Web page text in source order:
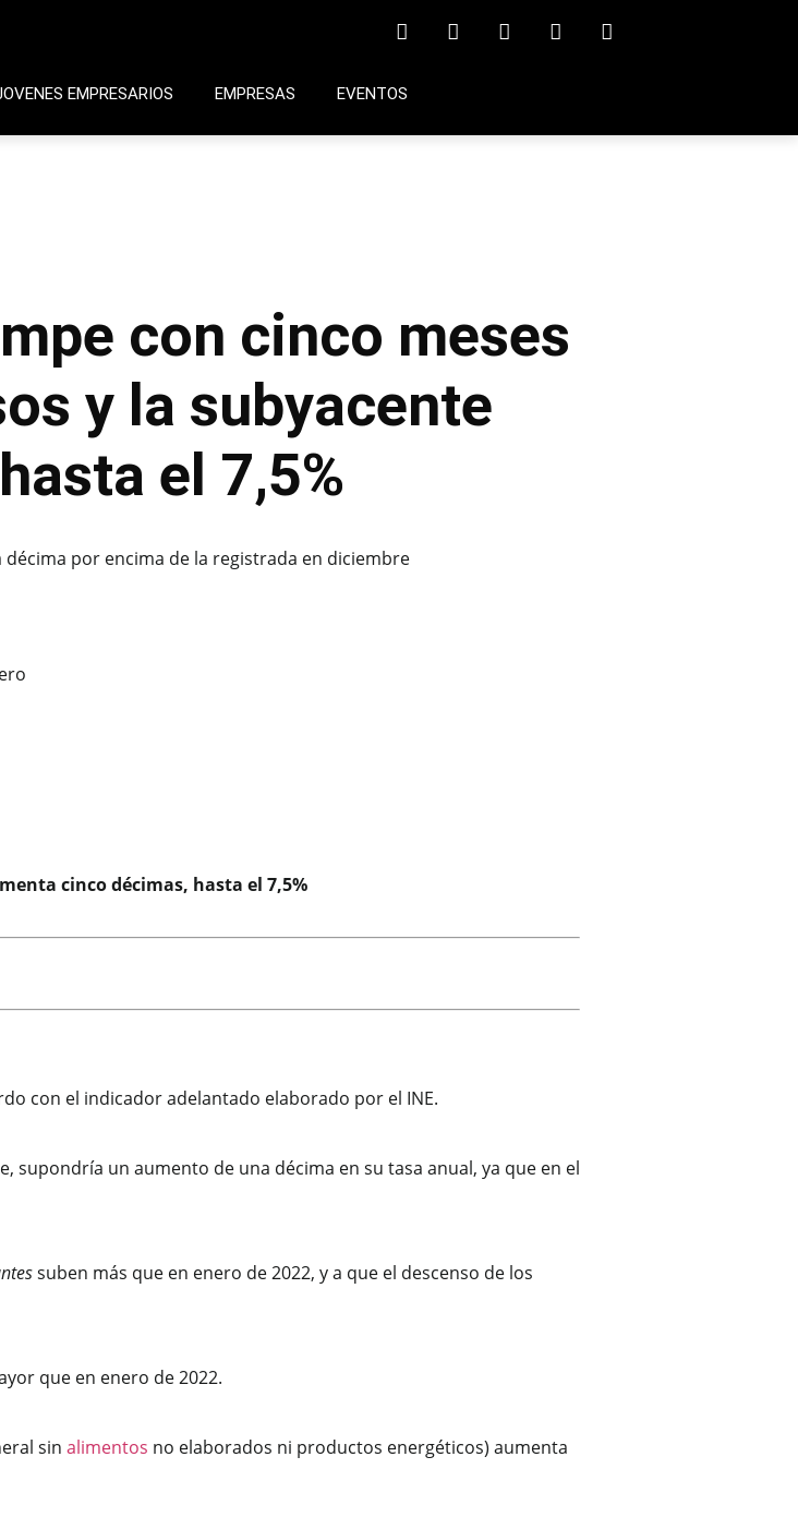
EMPRESARIOS EMPRESAS EVENTOS
con cinco meses
y la subyacente
el 7,5%
por encima de la registrada en diciembre
cinco décimas, hasta el 7,5%
con el indicador adelantado elaborado por el INE.
supondría un aumento de una décima en su tasa anual, ya que en el
suben más que en enero de 2022, y a que el descenso de los
que en enero de 2022.
sin alimentos no elaborados ni productos energéticos) aumenta